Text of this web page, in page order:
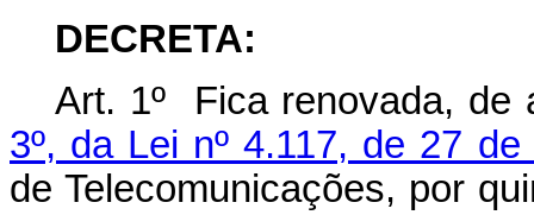
DECRETA:
Art. 1º Fica renovada,
3º, da Lei nº 4.117, de 27
de Telecomunicações, por